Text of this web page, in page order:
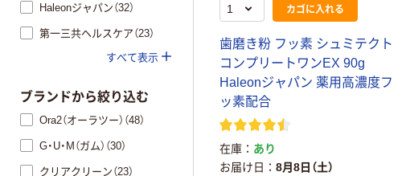
カゴに入れる
歯磨き粉 フッ素 シュミテクト
コンプリートワンEX 90g
Haleonジャパン 薬用高濃度フ
ッ素配合
在庫
あり
お届け日
8月8日（土）
Haleonジャパン（32）
第一三共ヘルスケア（23）
すべて表示
ブランドから絞り込む
Ora2（オーラツー）（48）
G・U・M（ガム）（30）
クリアクリーン（23）